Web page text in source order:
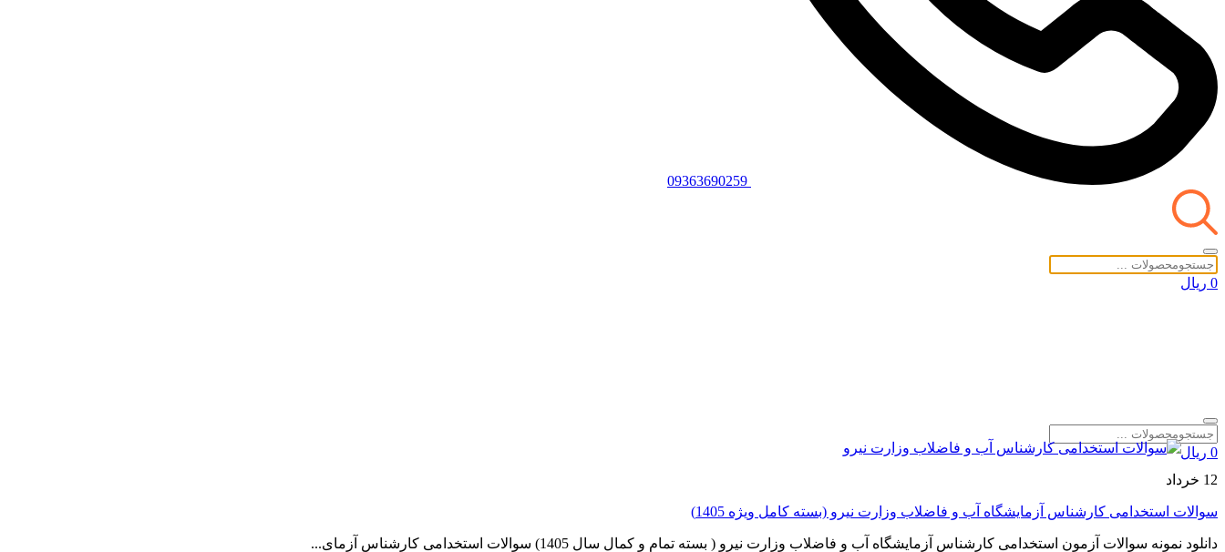
09363690259
0 ریال
0 ریال
12 خرداد
سوالات استخدامی کارشناس آزمایشگاه آب و فاضلاب وزارت نیرو (بسته کامل ویژه 1405)
دانلود نمونه سوالات آزمون استخدامی کارشناس آزمایشگاه آب و فاضلاب وزارت نیرو ( بسته تمام و کمال سال 1405) سوالات استخدامی کارشناس آزمای...